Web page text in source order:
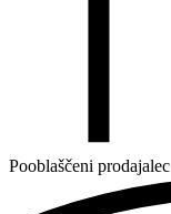
Pooblaščeni prodajalec